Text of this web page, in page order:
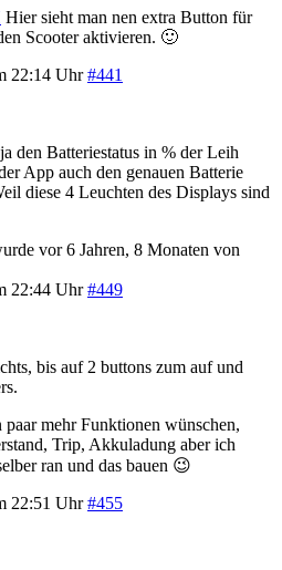
Hier sieht man nen extra Button für
Scooter aktivieren. 🙂
22:14 Uhr #441
den Batteriestatus in % der Leih
App auch den genauen Batterie
diese 4 Leuchten des Displays sind
vor 6 Jahren, 8 Monaten von
22:44 Uhr #449
bis auf 2 buttons zum auf und
mehr Funktionen wünschen,
Trip, Akkuladung aber ich
ran und das bauen 😉
22:51 Uhr #455